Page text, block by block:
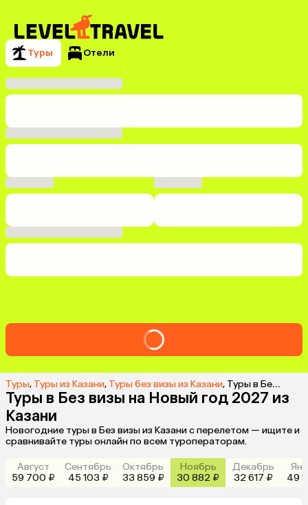
Туры Отели
Туры, Туры из Казани, Туры без визы из Казани, Туры в Без визы на Новый год 2027 из Казани
Туры в Без визы на Новый год 2027 из
Казани
Новогодние туры в Без визы из Казани с перелетом — ищите и
сравнивайте туры онлайн по всем туроператорам.
Август
59 700 ₽
Сентябрь
45 103 ₽
Октябрь
33 859 ₽
Ноябрь
30 882 ₽
Декабрь
32 617 ₽
49